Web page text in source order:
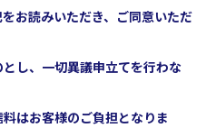
お読みいただき、ご同意いただ
し、一切異議申立てを行わな
はお客様のご負担となりま